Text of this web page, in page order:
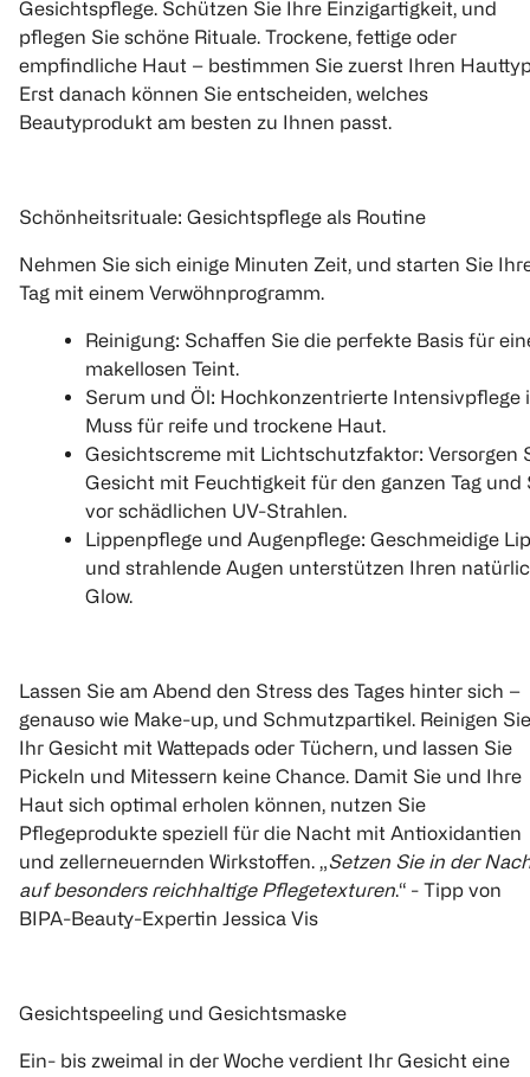
Gesichtspflege. Schützen Sie Ihre Einzigartigkeit, und
pflegen Sie schöne Rituale. Trockene, fettige oder
empfindliche Haut – bestimmen Sie zuerst Ihren
Erst danach können Sie entscheiden, welches
Beautyprodukt am besten zu Ihnen passt.
Schönheitsrituale: Gesichtspflege als Routine
Nehmen Sie sich einige Minuten Zeit, und starten Sie
Tag mit einem Verwöhnprogramm.
Reinigung: Schaffen Sie die perfekte Basis für
makellosen Teint.
Serum und Öl: Hochkonzentrierte Intensivpflege
Muss für reife und trockene Haut.
Gesichtscreme mit Lichtschutzfaktor: Versorgen
Gesicht mit Feuchtigkeit für den ganzen Tag und
vor schädlichen UV-Strahlen.
Lippenpflege und Augenpflege: Geschmeidige
und strahlende Augen unterstützen Ihren
Glow.
Lassen Sie am Abend den Stress des Tages hinter sich –
genauso wie Make-up, und Schmutzpartikel. Reinigen Sie
Ihr Gesicht mit Wattepads oder Tüchern, und lassen Sie
Pickeln und Mitessern keine Chance. Damit Sie und Ihre
Haut sich optimal erholen können, nutzen Sie
Pflegeprodukte speziell für die Nacht mit Antioxidantien
und zellerneuernden Wirkstoffen. „Setzen Sie in der
auf besonders reichhaltige Pflegetexturen.“ - Tipp von
BIPA-Beauty-Expertin Jessica Vis
Gesichtspeeling und Gesichtsmaske
Ein- bis zweimal in der Woche verdient Ihr Gesicht eine